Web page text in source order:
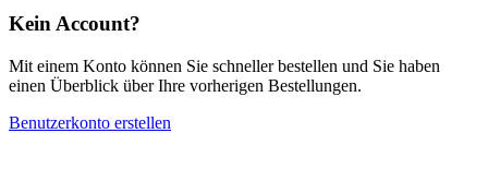
Kein Account?
Mit einem Konto können Sie schneller bestellen und Sie haben
einen Überblick über Ihre vorherigen Bestellungen.
Benutzerkonto erstellen